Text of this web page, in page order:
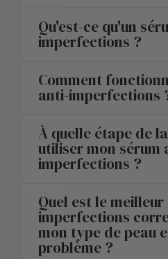
Qu'est-ce qu'un
imperfections ?
Comment
anti-imperfections
À quelle étape de
utiliser mon sérum
imperfections ?
Quel est le
imperfections
mon type de peau
problème ?